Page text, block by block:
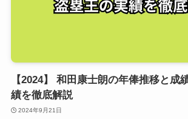
【2024】 和田康士朗の年俸推移と成
績を徹底解説
2024年9月21日